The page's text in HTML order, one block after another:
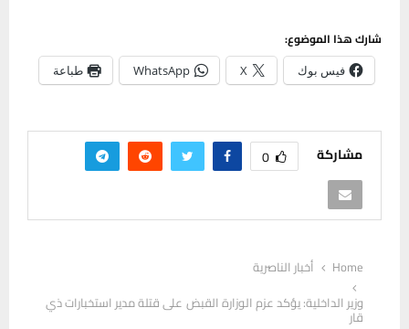
شارك هذا الموضوع:
فيس بوك X
WhatsApp طباعة
مشاركة 0
Home
أخبار الناصرية
وزير الداخلية: يؤكد عزم الوزارة القبض على قتلة مدير استخبارات ذي
قار